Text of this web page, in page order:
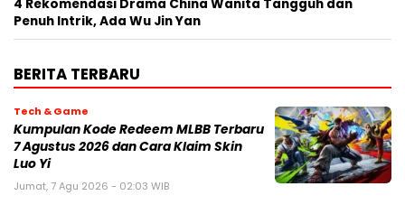
4 Rekomendasi Drama China Wanita Tangguh dan
Penuh Intrik, Ada Wu Jin Yan
BERITA TERBARU
Tech & Game
Kumpulan Kode Redeem MLBB Terbaru
7 Agustus 2026 dan Cara Klaim Skin
Luo Yi
Jumat, 7 Agu 2026 - 02:03 WIB